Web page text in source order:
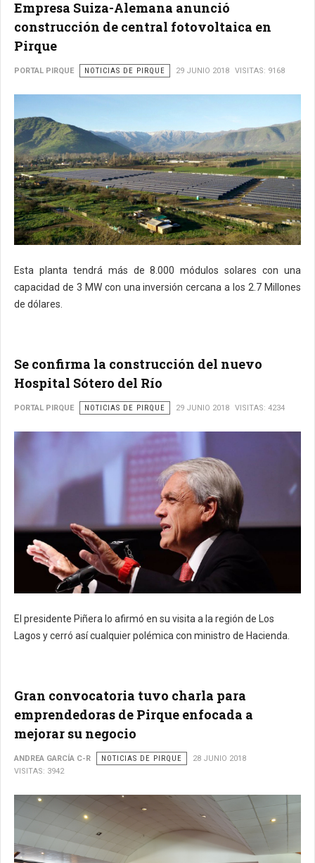
Empresa Suiza-Alemana anunció
construcción de central fotovoltaica en
Pirque
PORTAL PIRQUE NOTICIAS DE PIRQUE 29 JUNIO 2018 VISITAS: 9168
Esta planta tendrá más de 8.000 módulos solares con una
capacidad de 3 MW con una inversión cercana a los 2.7 Millones
de dólares.
Se confirma la construcción del nuevo
Hospital Sótero del Río
PORTAL PIRQUE NOTICIAS DE PIRQUE 29 JUNIO 2018 VISITAS: 4234
El presidente Piñera lo afirmó en su visita a la región de Los
Lagos y cerró así cualquier polémica con ministro de Hacienda.
Gran convocatoria tuvo charla para
emprendedoras de Pirque enfocada a
mejorar su negocio
ANDREA GARCÍA C-R NOTICIAS DE PIRQUE
28 JUNIO 2018
VISITAS: 3942